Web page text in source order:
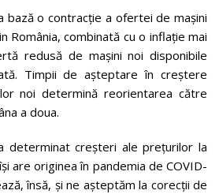
bază o contracție a ofertei de mașini
România, combinată cu o inflație mai
redusă de mașini noi disponibile
Timpii de așteptare în creștere
noi determină reorientarea către
a doua.
determinat creșteri ale prețurilor la
are originea în pandemia de COVID-
însă, și ne așteptăm la corecții de